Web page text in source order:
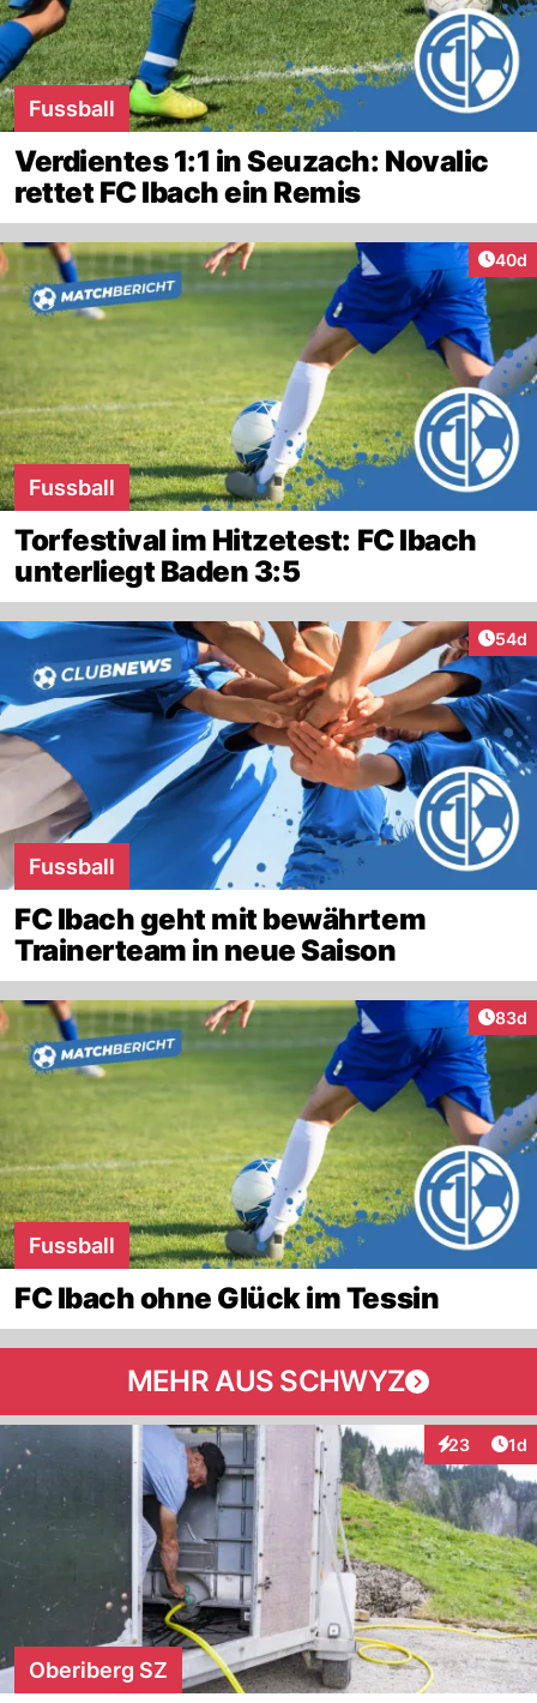
Fussball
Verdientes 1:1 in Seuzach: Novalic
rettet FC Ibach ein Remis
40d
Fussball
Torfestival im Hitzetest: FC Ibach
unterliegt Baden 3:5
54d
Fussball
FC Ibach geht mit bewährtem
Trainerteam in neue Saison
83d
Fussball
FC Ibach ohne Glück im Tessin
MEHR AUS SCHWYZ
23
Interaktionen
1d
Oberiberg SZ